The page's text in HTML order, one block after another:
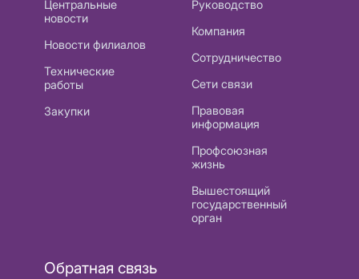
Центральные
новости
Новости филиалов
Технические
работы
Закупки
Руководство
Компания
Сотрудничество
Сети связи
Правовая
информация
Профсоюзная
жизнь
Вышестоящий
государственный
орган
Обратная связь